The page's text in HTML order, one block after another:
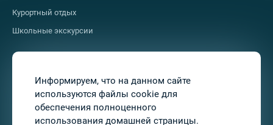
Курортный отдых
Школьные экскурсии
О нас
Информируем, что на данном сайте
используются файлы cookie для
обеспечения полноценного
использования домашней страницы.